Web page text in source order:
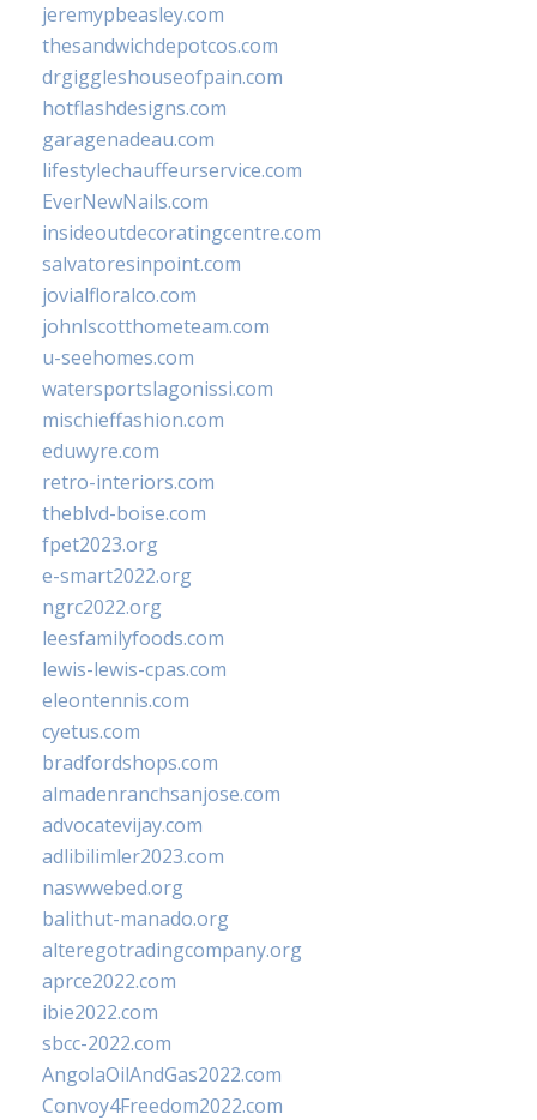
jeremypbeasley.com
thesandwichdepotcos.com
drgiggleshouseofpain.com
hotflashdesigns.com
garagenadeau.com
lifestylechauffeurservice.com
EverNewNails.com
insideoutdecoratingcentre.com
salvatoresinpoint.com
jovialfloralco.com
johnlscotthometeam.com
u-seehomes.com
watersportslagonissi.com
mischieffashion.com
eduwyre.com
retro-interiors.com
theblvd-boise.com
fpet2023.org
e-smart2022.org
ngrc2022.org
leesfamilyfoods.com
lewis-lewis-cpas.com
eleontennis.com
cyetus.com
bradfordshops.com
almadenranchsanjose.com
advocatevijay.com
adlibilimler2023.com
naswwebed.org
balithut-manado.org
alteregotradingcompany.org
aprce2022.com
ibie2022.com
sbcc-2022.com
AngolaOilAndGas2022.com
Convoy4Freedom2022.com